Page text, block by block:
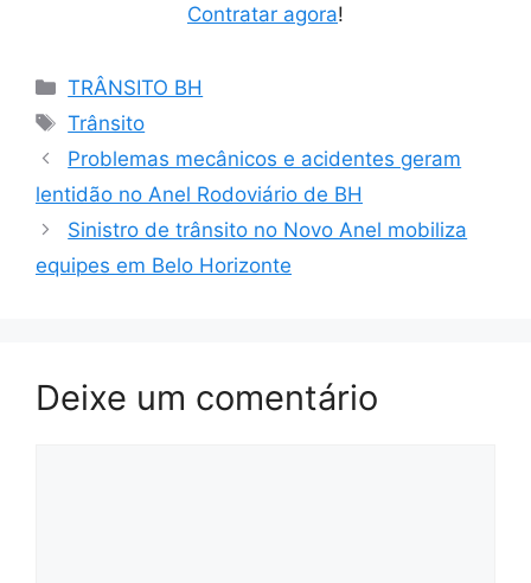
Contratar agora!
Categorias
TRÂNSITO BH
Tags
Trânsito
Problemas mecânicos e acidentes geram
lentidão no Anel Rodoviário de BH
Sinistro de trânsito no Novo Anel mobiliza
equipes em Belo Horizonte
Deixe um comentário